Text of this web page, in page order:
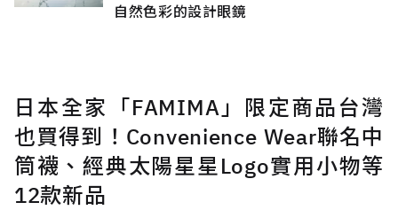
自然色彩的設計眼鏡
日本全家「FAMIMA」限定商品台灣
也買得到！Convenience Wear聯名中
筒襪、經典太陽星星Logo實用小物等
12款新品